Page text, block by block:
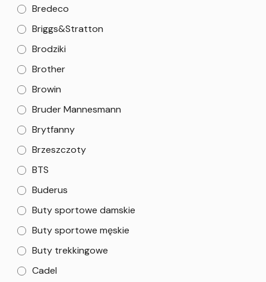
Bredeco
Briggs&Stratton
Brodziki
Brother
Browin
Bruder Mannesmann
Brytfanny
Brzeszczoty
BTS
Buderus
Buty sportowe damskie
Buty sportowe męskie
Buty trekkingowe
Cadel